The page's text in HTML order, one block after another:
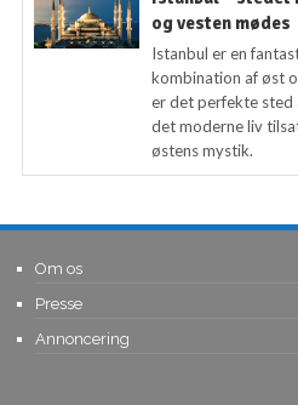
og vesten mødes
Istanbul er en
kombination af øst
er det perfekte sted
det moderne liv
østens mystik.
Om os
Presse
Annoncering